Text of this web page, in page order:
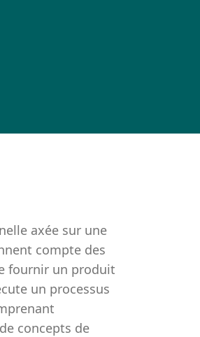
axée sur une
compte des
fournir un produit
un processus
concepts de